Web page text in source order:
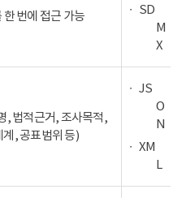
번에 접근 가능
SD
M
X
, 법적근거, 조사목적,
, 공표범위 등)
JS
O
N
XM
L